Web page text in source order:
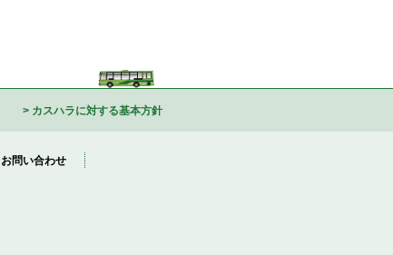
カスハラに対する基本方針
お問い合わせ